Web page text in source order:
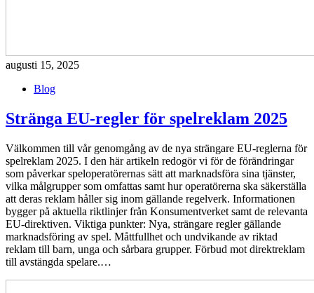
augusti 15, 2025
Blog
Stränga EU-regler för spelreklam 2025
Välkommen till vår genomgång av de nya strängare EU-reglerna för
spelreklam 2025. I den här artikeln redogör vi för de förändringar
som påverkar speloperatörernas sätt att marknadsföra sina tjänster,
vilka målgrupper som omfattas samt hur operatörerna ska säkerställa
att deras reklam håller sig inom gällande regelverk. Informationen
bygger på aktuella riktlinjer från Konsumentverket samt de relevanta
EU-direktiven. Viktiga punkter: Nya, strängare regler gällande
marknadsföring av spel. Måttfullhet och undvikande av riktad
reklam till barn, unga och sårbara grupper. Förbud mot direktreklam
till avstängda spelare.…